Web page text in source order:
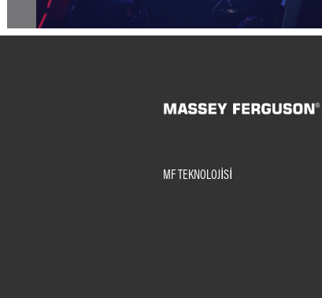
MF TEKNOLOJISI